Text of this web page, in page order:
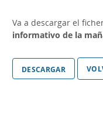
Va a descargar el
informativo de la